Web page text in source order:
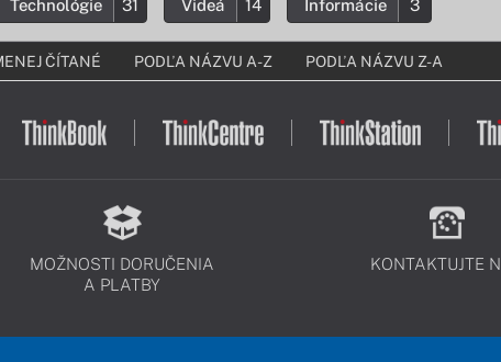
Technológie 31 Videá 14 Informácie 3
ČÍTANÉ PODĽA NÁZVU A-Z PODĽA NÁZVU Z-A
MOŽNOSTI DORUČENIA
A PLATBY
KONTAKTUJTE